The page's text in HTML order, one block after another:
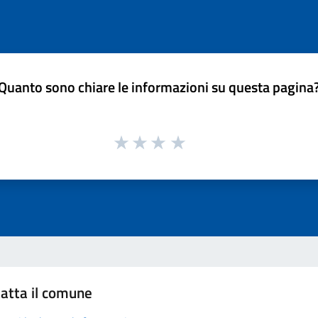
sono chiare le informazioni su questa
il comune